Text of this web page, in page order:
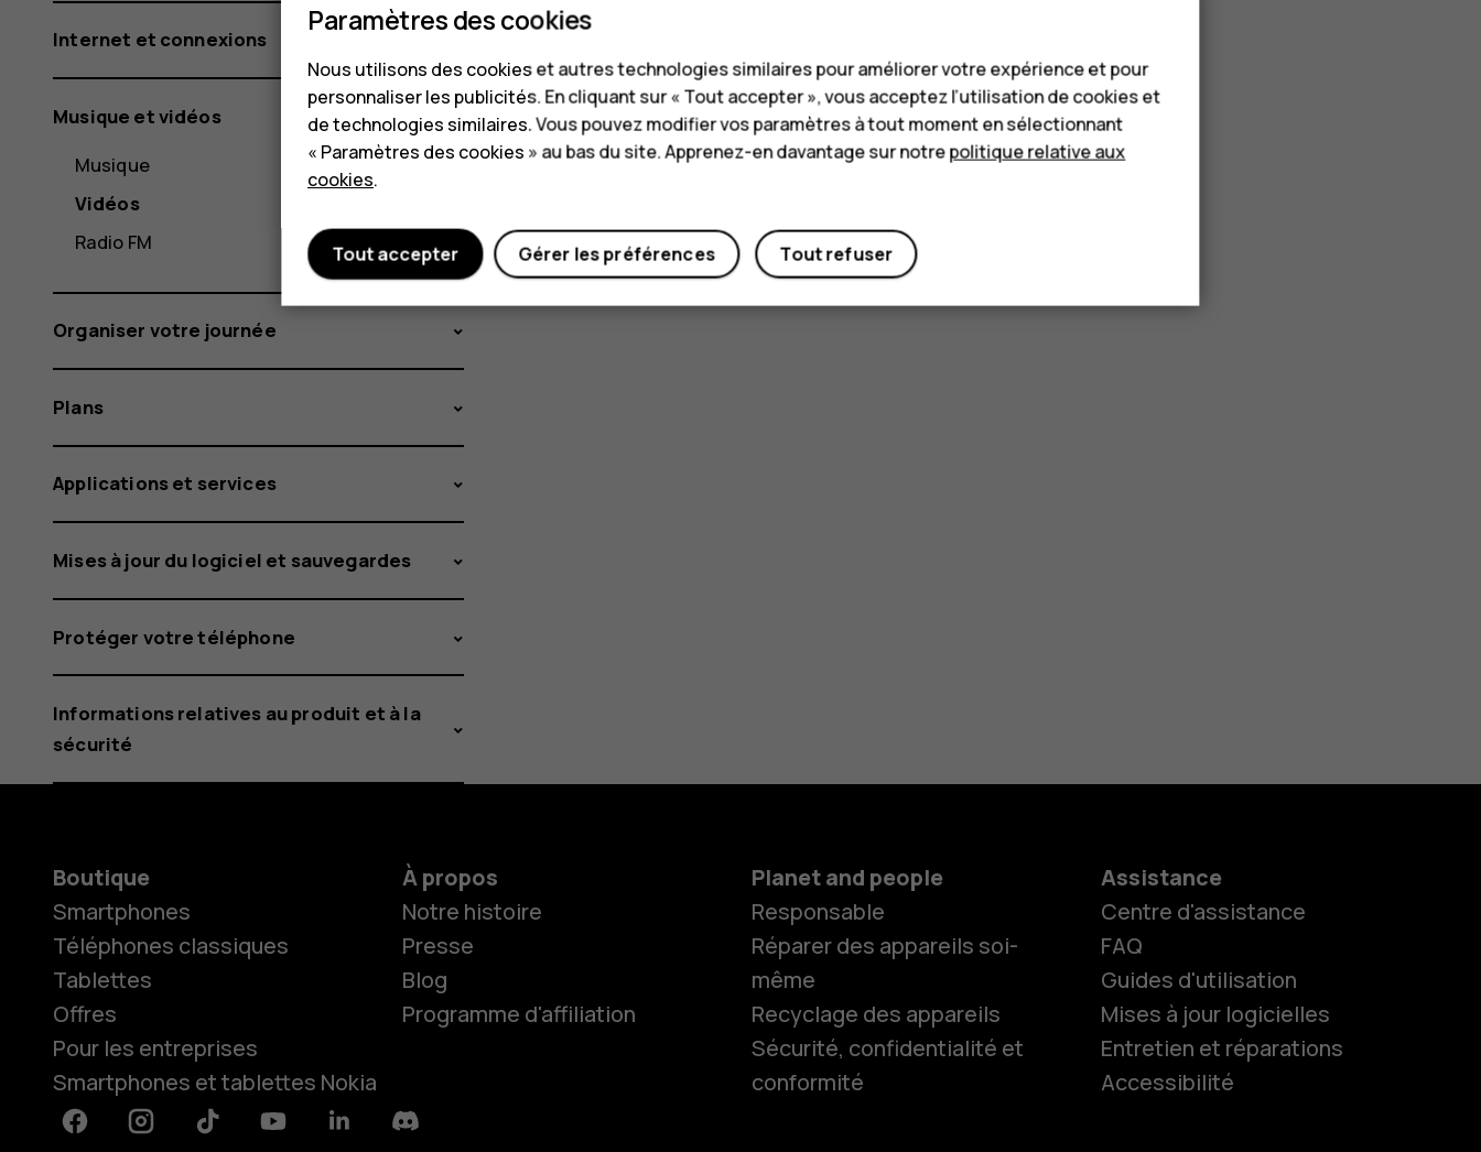
Smartphones
Oui Non
Internet et connexions
Musique et vidéos
Musique
Vidéos
Radio FM
Organiser votre journée
Plans
Applications et services
Mises à jour du logiciel et sauvegardes
Protéger votre téléphone
Informations relatives au produit et à la
sécurité
Boutique
Smartphones
Téléphones classiques
Tablettes
Offres
Pour les entreprises
Smartphones et tablettes Nokia
À propos
Notre histoire
Presse
Blog
Programme d'affiliation
Planet and people
Responsable
Réparer des appareils soi-
même
Recyclage des appareils
Sécurité, confidentialité et
conformité
Assistance
Centre d'assistance
FAQ
Guides d'utilisation
Mises à jour logicielles
Entretien et réparations
Accessibilité
FacebookInstagramTiktok YoutubeLinkedinDiscord
Paramètres des cookies
Nous utilisons des cookies et autres technologies similaires pour améliorer votre expérience et pour
personnaliser les publicités. En cliquant sur « Tout accepter », vous acceptez l’utilisation de cookies et
de technologies similaires. Vous pouvez modifier vos paramètres à tout moment en sélectionnant
« Paramètres des cookies » au bas du site. Apprenez-en davantage sur notrepolitique relative aux
cookies.
Tout refuser
Gérer les préférences
Tout accepter